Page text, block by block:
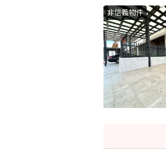
非信義物件